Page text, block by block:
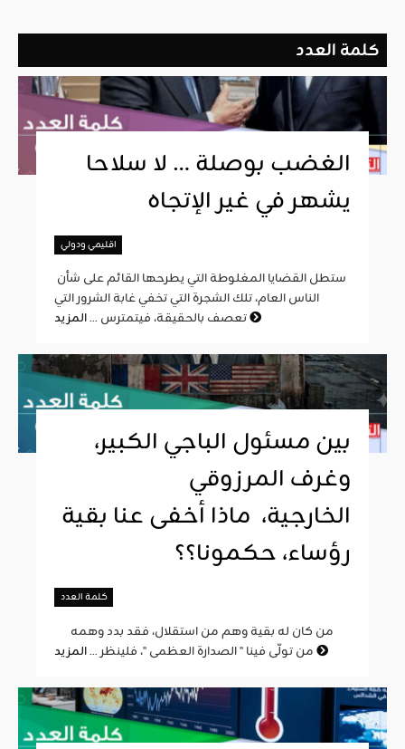
كلمة العدد
الغضب بوصلة … لا سلاحا
يشهر في غير الإتجاه
اقليمي ودولي
الناس العام، تلك الشجرة التي تخفي غابة الشرور التي
تعصف بالحقيقة، فيتمترس ...
بين مسئول الباجي الكبير،
وغرف المرزوقي
الخارجية، ماذا أخفى عنا بقية
رؤساء، حكمونا؟؟
كلمة العدد
من تولّى فينا " الصدارة العظمى "، فلينظر ...